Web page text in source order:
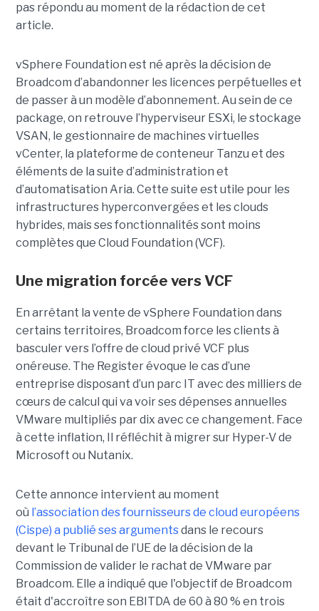
pas répondu au moment de la rédaction de cet
article.
vSphere Foundation est né après la décision de
Broadcom d’abandonner les licences perpétuelles et
de passer à un modèle d’abonnement. Au sein de ce
package, on retrouve l’hyperviseur ESXi, le stockage
VSAN, le gestionnaire de machines virtuelles
vCenter, la plateforme de conteneur Tanzu et des
éléments de la suite d’administration et
d’automatisation Aria. Cette suite est utile pour les
infrastructures hyperconvergées et les clouds
hybrides, mais ses fonctionnalités sont moins
complètes que Cloud Foundation (VCF).
Une migration forcée vers VCF
En arrêtant la vente de vSphere Foundation dans
certains territoires, Broadcom force les clients à
basculer vers l’offre de cloud privé VCF plus
onéreuse. The Register évoque le cas d’une
entreprise disposant d’un parc IT avec des milliers de
cœurs de calcul qui va voir ses dépenses annuelles
VMware multipliés par dix avec ce changement. Face
à cette inflation, Il réfléchit à migrer sur Hyper-V de
Microsoft ou Nutanix.
Cette annonce intervient au moment
où l’association des fournisseurs de cloud européens
(Cispe) a publié ses argumentsdans le recours
devant le Tribunal de l’UE de la décision de la
Commission de valider le rachat de VMware par
Broadcom. Elle a indiqué que l'objectif de Broadcom
était d'accroître son EBITDA de 60 à 80 % en trois